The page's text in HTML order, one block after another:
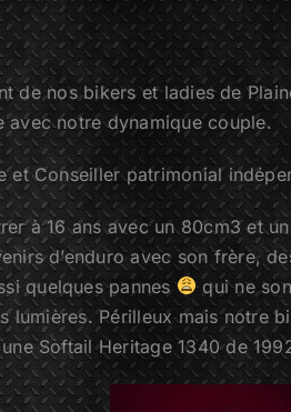
de nos bikers et ladies de
avec notre dynamique couple.
Conseiller patrimonial
à 16 ans avec un 80cm3 et
d’enduro avec son frère,
quelques pannes
qui ne
lumières. Périlleux mais notre
Softail Heritage 1340 de